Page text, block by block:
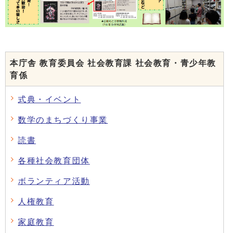
本庁舎 教育委員会 社会教育課 社会教育・青少年教
育係
式典・イベント
数学のまちづくり事業
読書
各種社会教育団体
ボランティア活動
人権教育
家庭教育